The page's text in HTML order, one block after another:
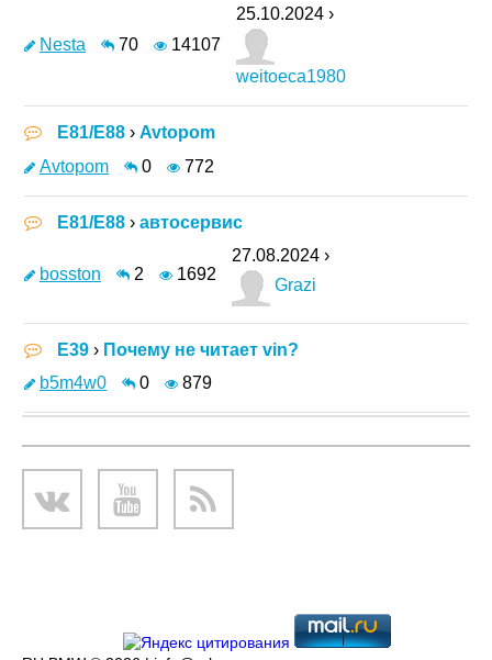
Nesta 70 14107
25.10.2024 ›
weitoeca1980
E81/E88 › Avtopom
Avtopom
0 772
E81/E88 › автосервис
bosston 2 1692
27.08.2024 ›
Grazi
E39 › Почему не читает vin?
b5m4w0
0 879